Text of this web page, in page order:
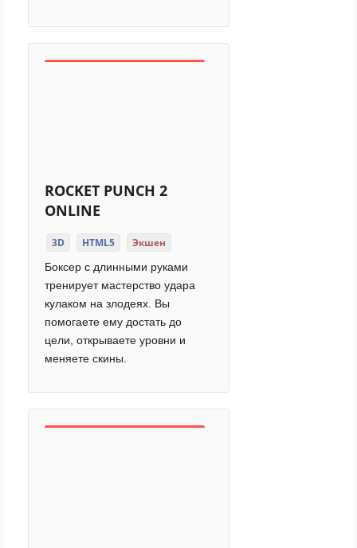
ROCKET PUNCH 2
ONLINE
3D HTML5 Экшен
Боксер с длинными руками
тренирует мастерство удара
кулаком на злодеях. Вы
помогаете ему достать до
цели, открываете уровни и
меняете скины.